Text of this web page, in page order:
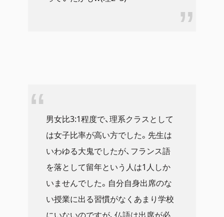
男女比3:1程度で、理系クラスとして
は女子比率が高い方でした。先生は
いわゆる大鬼でしたが、フランス語
を落として留年という人は1人しか
いませんでした。自分自身出席のな
い授業に出る習慣がなくあまり学校